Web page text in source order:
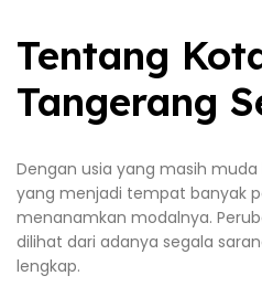
Tentang
Tangerang
Dengan usia yang masih
yang menjadi tempat banyak
menanamkan modalnya.
dilihat dari adanya segala
lengkap.